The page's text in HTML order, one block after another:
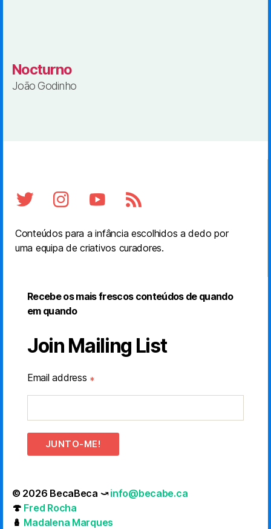
Nocturno
João Godinho
Conteúdos para a infância escolhidos a dedo por
uma equipa de criativos curadores.
Recebe os mais frescos conteúdos de quando
em quando
Join Mailing List
Email address *
JUNTO-ME!
© 2026 BecaBeca ⤻info@becabe.ca
🍄 Fred Rocha
🪆 Madalena Marques